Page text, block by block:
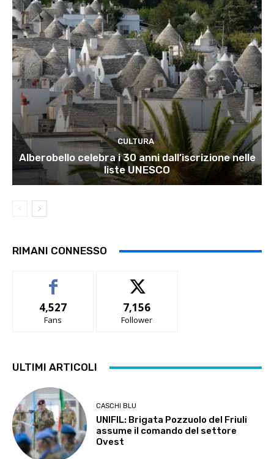
CULTURA
Alberobello celebra i 30 anni dall’iscrizione nelle
liste UNESCO
RIMANI CONNESSO
4,527
Fans
7,156
Follower
ULTIMI ARTICOLI
CASCHI BLU
UNIFIL: Brigata Pozzuolo del Friuli
assume il comando del settore
Ovest